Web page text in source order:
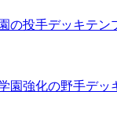
の投手デッキテン
園強化の野手デッ